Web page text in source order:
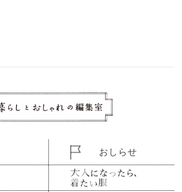
おしらせ